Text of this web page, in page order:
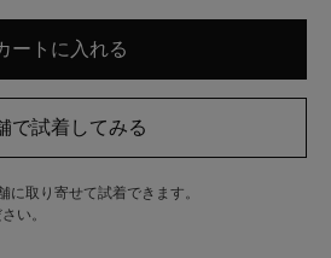
に取り寄せて試着できます。
い。